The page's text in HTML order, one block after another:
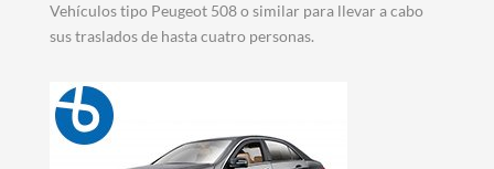
Vehículos tipo Peugeot 508 o similar para llevar a cabo
sus traslados de hasta cuatro personas.